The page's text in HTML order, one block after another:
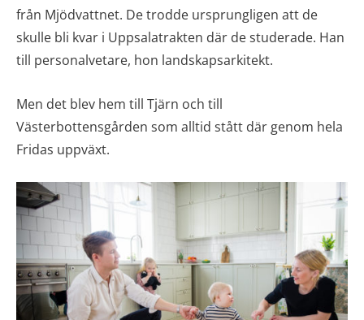
från Mjödvattnet. De trodde ursprungligen att de
skulle bli kvar i Uppsalatrakten där de studerade. Han
till personalvetare, hon landskapsarkitekt.
Men det blev hem till Tjärn och till
Västerbottensgården som alltid stått där genom hela
Fridas uppväxt.